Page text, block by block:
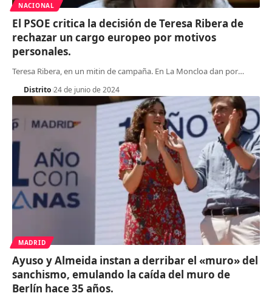
NACIONAL
El PSOE critica la decisión de Teresa Ribera de
rechazar un cargo europeo por motivos
personales.
Teresa Ribera, en un mitin de campaña. En La Moncloa dan por…
Distrito 24 de junio de 2024
MADRID
Ayuso y Almeida instan a derribar el «muro» del
sanchismo, emulando la caída del muro de
Berlín hace 35 años.